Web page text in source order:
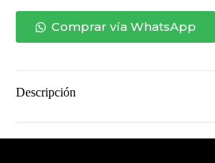
cantidadComprar vía WhatsApp
Descripción